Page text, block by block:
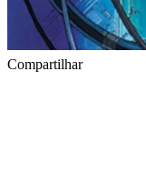
Compartilhar